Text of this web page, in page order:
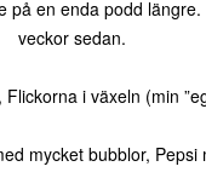
på en enda podd
veckor sedan.
i växeln (min
mycket bubblor,